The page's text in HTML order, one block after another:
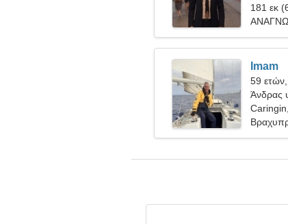
181 εκ
Imam
59 ετών,
Άνδρας